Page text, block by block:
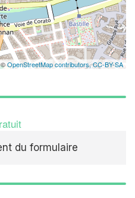
©OpenStreetMap contributors,CC-BY-SA
du formulaire